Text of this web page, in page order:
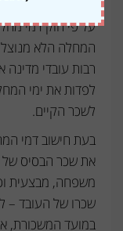
המחלה הלא
רבות עובדי מדינה
לפדות את ימי
לשכר הקיים.
בעת חישוב דמי
את שכר הבסיס של
משפחה, מבצעית
שכרו של העובד –
במועד המשכורת,